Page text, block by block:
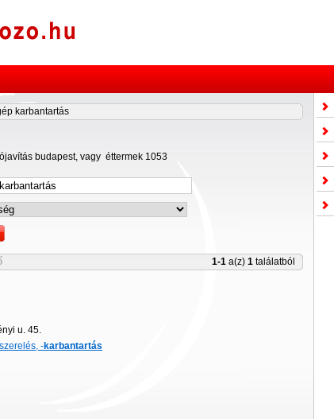
karbantartás
budapest, vagy éttermek 1053
1-1 a(z) 1 találatból
u. 45.
-karbantartás